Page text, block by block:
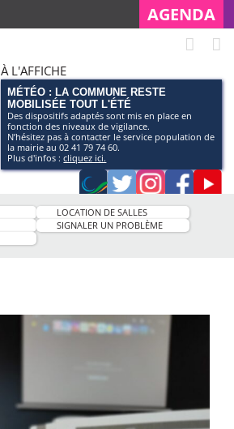
AGENDA
À L'AFFICHE
MÉTÉO : LA COMMUNE RESTE
MOBILISÉE TOUT L'ÉTÉ
Des dispositifs adaptés sont mis en place en
fonction des niveaux de vigilance.
N’hésitez pas à contacter le service population de
la mairie au 02 41 79 74 60.
Plus d'infos :cliquez ici.
Application
smartphone
de
TwitterInstagram
LOCATION DE SALLES
SIGNALER UN PROBLÈME